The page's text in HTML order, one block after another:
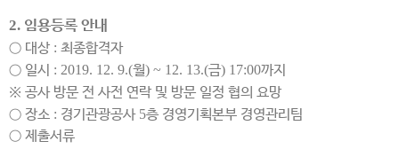
2. 임용등록 안내
○ 대상 : 최종합격자
○ 일시 : 2019. 12. 9.(월) ~ 12. 13.(금) 17:00까지
※ 공사 방문 전 사전 연락 및 방문 일정 협의 요망
○ 장소 : 경기관광공사 5층 경영기획본부 경영관리팀
○ 제출서류